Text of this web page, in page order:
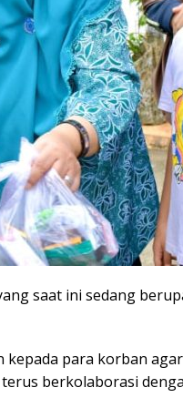
saat ini sedang
para korban
berkolaborasi